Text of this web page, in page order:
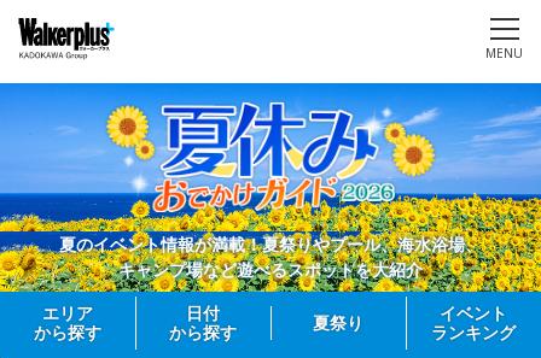
MENU
夏のイベント情報が満載！夏祭りやプール、海水浴場、
キャンプ場など遊べるスポットを大紹介
エリア
から探す
日付
から探す
夏祭り
イベント
ランキング